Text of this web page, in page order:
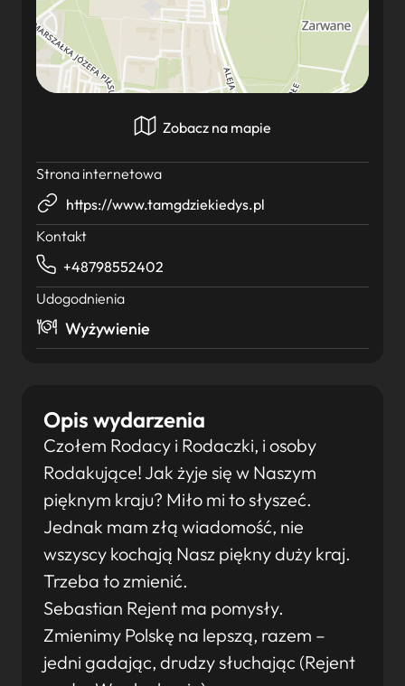
Opis wydarzenia
Czołem Rodacy i Rodaczki, i osoby
Rodakujące! Jak żyje się w Naszym
pięknym kraju? Miło mi to słyszeć.
Jednak mam złą wiadomość, nie
wszyscy kochają Nasz piękny duży kraj.
Trzeba to zmienić.
Sebastian Rejent ma pomysły.
Zmienimy Polskę na lepszą, razem –
jedni gadając, drudzy słuchając (Rejent
Zobacz na mapie
Strona internetowa
https://www.tamgdziekiedys.pl
Kontakt
+48798552402
Udogodnienia
Wyżywienie